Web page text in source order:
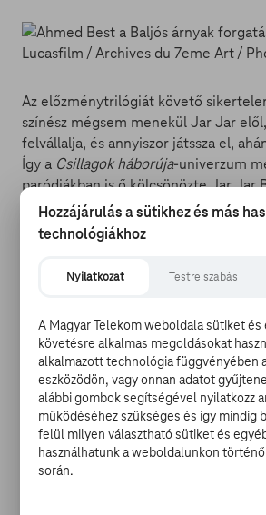
Az előzménytrilógiát követő
színész mégsem menekül Jar Jar
felvállalja, és annyiszor játssza el,
Így a Csillagok háborúja-univerzum
paródiákban is ő kölcsönözte Jar Jar
Star Wars: Robot Chicken, aLego
birodalom hazavágvagy a közelgő
egyelőre elhalasztott
Star Wars-hoz kötődő projektek
néhány más filmben és sorozatban
ban, aSzületett szinglik-ben, az
Angeles-ben vagy aZeke és Luther-
nem nevezhető jelentősnek. Amit a
igazán ért, hiszen Andy Serkis nevét
Hozzájárulás a sütikhez és más
technológiákhoz
Nyilatkozat Testre szabás
A Magyar Telekom weboldala sütiket és
követésre alkalmas megoldásokat
alkalmazott technológia függvényében
eszközödön, vagy onnan adatot
alábbi gombok segítségével nyilatkozz
működéséhez szükséges és így mindig
felül milyen választható sütiket és
használhatunk a weboldalunkon
során.